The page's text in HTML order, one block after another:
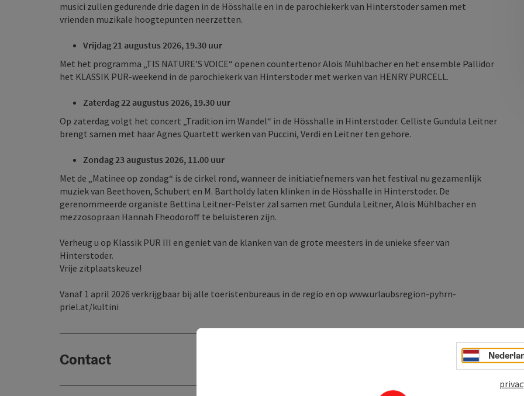
musici zullen gedurende drie dagen in de Hösshalle en in de parochiekerk van Hinterstoder samen met
vrienden muzikale hoogtepunten neerzetten.
Vrijdag 21 augustus 2026, 19.30 uur
Met het programma „TIS NATURE’S VOICE“ openen countertenor Alois Mühlbacher en het ensemble Pallidor
het KLASSIK PUR-weekend in de parochiekerk van Hinterstoder met werken van HENRY PURCELL.
Zaterdag 22 augustus 2026, 19.30 uur
Op zaterdag volgt het concert „Tradition im Wandel“ in de Hösshalle in Hinterstoder. Celliste Gundula Leitner
brengt samen met haar Agnes Quartett werken van Puccini, Verdi en Leitner ten gehore.
Zondag 23 augustus 2026, 11.00 uur
Met de „Matinee op zondag“ is de cirkel rond, wanneer de initiatiefnemers van het festival nu gezamenlijk
muziek van Beethoven, Schubert en M. Bartholdy laten klinken in de Hösshalle in Hinterstoder. De
gerenommeerde organiste Bettina Leitner-Pelster zal samen met Gundula Leitner, Alois Mühlbacher en
mezzosopraan Hannah Fheodoroff te beluisteren zijn.
Verheug u op Klassik PUR III en geniet van de klanken van de grote meesters in de unieke sfeer van
Hinterstoder.
Vrije zitplaatskeuze!
Vanaf 1 april 2026 verkrijgbaar bij alle toeristenbureaus in de regio en op www.urlaubsregion-pyhrn-
priel.at/kultini
Contact